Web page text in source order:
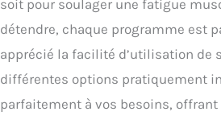
soit pour soulager une fatigue
détendre, chaque programme est
apprécié la facilité d’utilisation de
différentes options pratiquement
parfaitement à vos besoins,